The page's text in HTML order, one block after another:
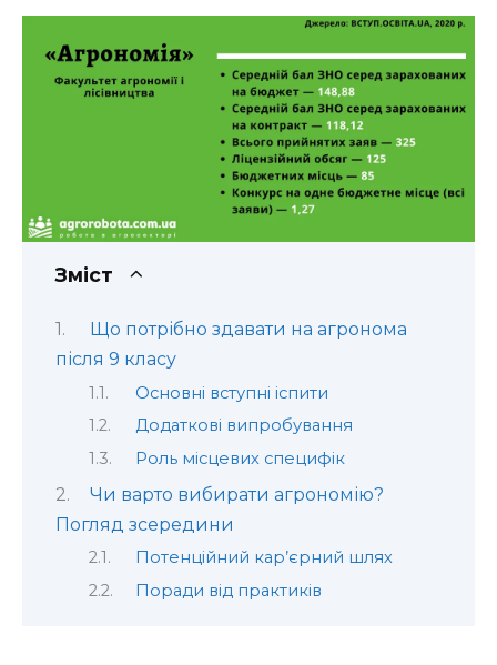
Зміст
Що потрібно здавати на агронома
після 9 класу
Основні вступні іспити
Додаткові випробування
Роль місцевих специфік
Чи варто вибирати агрономію?
Погляд зсередини
Потенційний кар’єрний шлях
Поради від практиків